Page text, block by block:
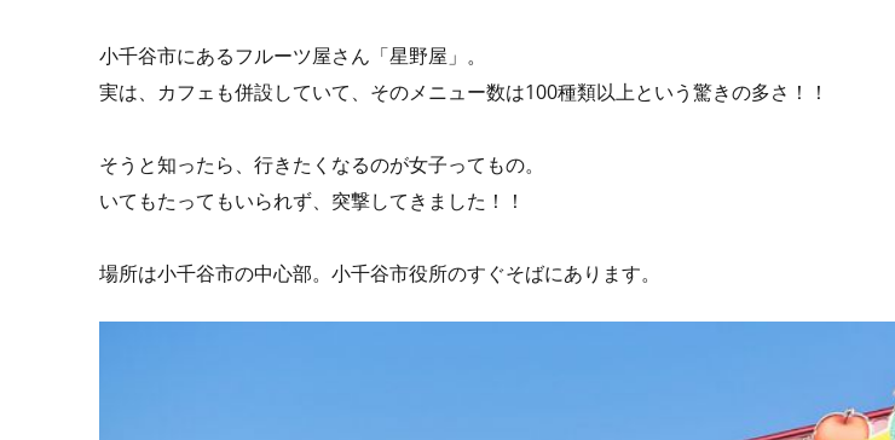
小千谷市にあるフルーツ屋さん「星野屋」。
実は、カフェも併設していて、そのメニュー数は100種類以上という驚きの多さ！！
そうと知ったら、行きたくなるのが女子ってもの。
いてもたってもいられず、突撃してきました！！
場所は小千谷市の中心部。小千谷市役所のすぐそばにあります。